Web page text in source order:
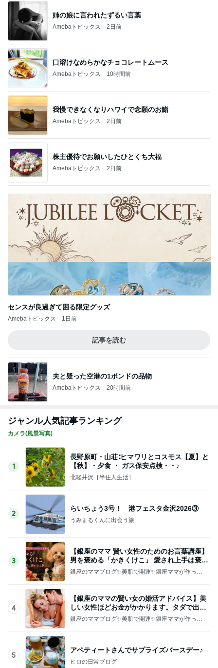
姉の娘に言われたずるい言葉
Amebaトピックス 2日前
口溶けなめらかなチョコレートムース
Amebaトピックス 10時間前
我慢できなくなりハワイで念願のお鮨
Amebaトピックス 2日前
株主優待でお願いしたひとくち大福
Amebaトピックス 2日前
センスが良過ぎて困る限定グッズ
Amebaトピックス 1日前
記事を読む
夫と疑った空港の1ポンドの品物
Amebaトピックス 20時間前
ジャンル人気記事ランキング
カメラ(風景写真)
1
長野原町・山荘∶ヒマワリとコスモス【夏】と
【秋】・夕食 ・ ガス保安点検・・♪
北軽井沢［半住人生活］
2
らいちょう3号！ 港フェスタ金沢2026③
うみまるくんに出会う旅
3
【銀座のママ 賢い女性のためのお言葉講座】
男を褒める「かきくけこ」 愛され上手は褒め
方上手
銀座のママブログ✨美肌で開運✨銀座ママが作った
4
【銀座のママの賢い女の婚活アドバイス】美
しい女性ほどお金がかかります。タダで出会
えると思うなよ
銀座のママブログ✨美肌で開運✨銀座ママが作った
5
アペティートさんでサプライズバースデー♪
ヒロの日常ブログ